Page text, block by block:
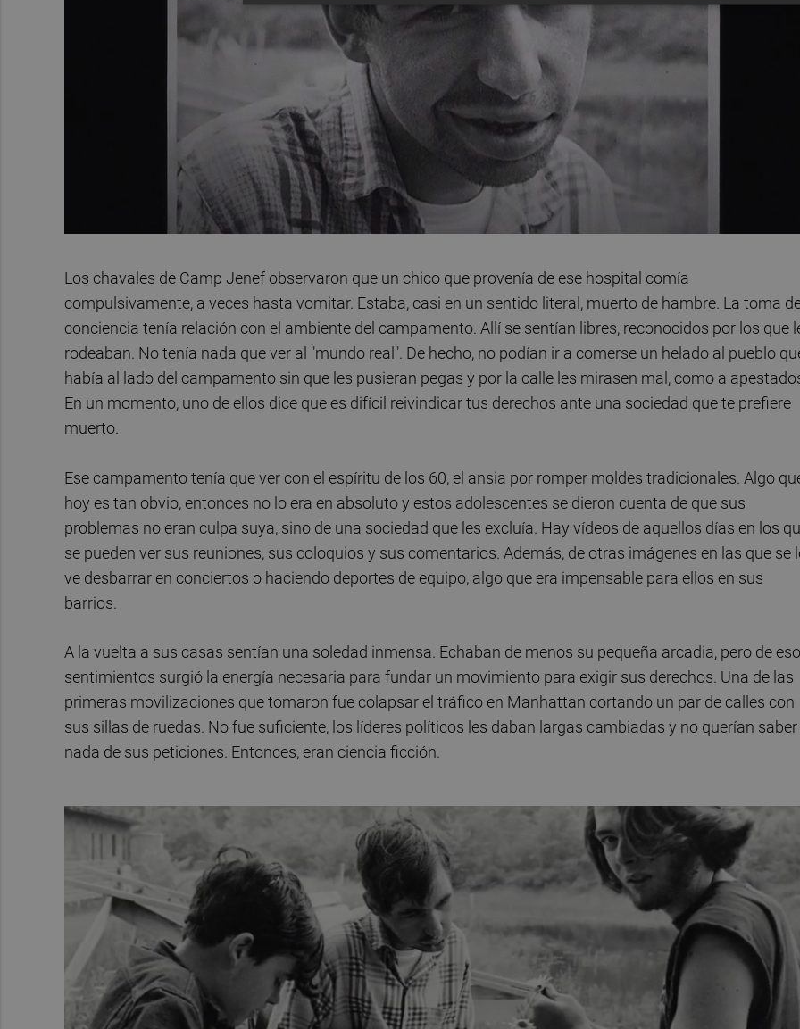
Los chavales de Camp Jenef observaron que un chico que provenía de ese hospital comía
compulsivamente, a veces hasta vomitar. Estaba, casi en un sentido literal, muerto de hambre. La toma
conciencia tenía relación con el ambiente del campamento. Allí se sentían libres, reconocidos por los que
rodeaban. No tenía nada que ver al "mundo real". De hecho, no podían ir a comerse un helado al pueblo
había al lado del campamento sin que les pusieran pegas y por la calle les mirasen mal, como a
En un momento, uno de ellos dice que es difícil reivindicar tus derechos ante una sociedad que te prefiere
muerto.
Ese campamento tenía que ver con el espíritu de los 60, el ansia por romper moldes tradicionales. Algo
hoy es tan obvio, entonces no lo era en absoluto y estos adolescentes se dieron cuenta de que sus
problemas no eran culpa suya, sino de una sociedad que les excluía. Hay vídeos de aquellos días en los
se pueden ver sus reuniones, sus coloquios y sus comentarios. Además, de otras imágenes en las que se
ve desbarrar en conciertos o haciendo deportes de equipo, algo que era impensable para ellos en sus
barrios.
A la vuelta a sus casas sentían una soledad inmensa. Echaban de menos su pequeña arcadia, pero de
sentimientos surgió la energía necesaria para fundar un movimiento para exigir sus derechos. Una de las
primeras movilizaciones que tomaron fue colapsar el tráfico en Manhattan cortando un par de calles con
sus sillas de ruedas. No fue suficiente, los líderes políticos les daban largas cambiadas y no querían saber
nada de sus peticiones. Entonces, eran ciencia ficción.